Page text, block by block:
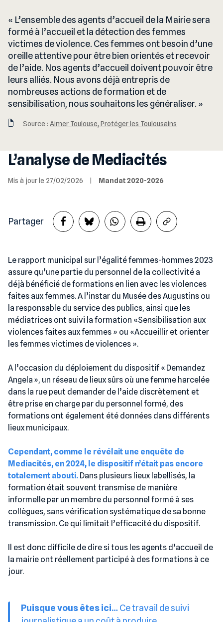
L’ensemble des agents d’accueil de la Mairie sera
formé à l’accueil et la détection des femmes
victimes de violence. Ces femmes ont besoin d’une
oreille attentive pour être bien orientés et recevoir
de l’aide. Nos agents d’accueil doivent pouvoir être
leurs alliés. Nous avons déjà entrepris de
nombreuses actions de formation et de
sensibilisation, nous souhaitons les généraliser.
Source : Aimer Toulouse, Protéger les Toulousains
L’analyse de Mediacités
Mis à jour le 27/02/2026 Mandat 2020-2026
Partager
Le rapport municipal sur l’égalité femmes-hommes 2023
assure qu’une partie du personnel de la collectivité a
déjà bénéficié de formations en lien avec les violences
faites aux femmes. A l’instar du Musée des Augustins ou
la responsable du service des publics, ainsi que les
médiatrices ont suivi la formation «Sensibilisation aux
violences faites aux femmes » ou «Accueillir et orienter
les femmes victimes de violences ».
A l’occasion du déploiement du dispositif « Demandez
Angela », un réseau de lieux sûrs où une femme harcelée
dans la rue peut demander de l’aide discrètement et
être prise en charge par du personnel formé, des
formations ont également été données dans différents
lieux municipaux.
Cependant, comme le révélait une enquête de
Mediacités, en 2024, le dispositif n’était pas encore
totalement abouti. Dans plusieurs lieux labellisés, la
formation était souvent transmise de manière
informelle par un membre du personnel formé à ses
collègues, sans vérification systématique de sa bonne
transmission. Ce qui limitait l’efficacité du dispositif.
Il est donc difficile de dire si tous les agents d’accueil de
la mairie ont réellement participé à des formations à ce
jour.
Puisque vous êtes ici…Ce travail de suivi